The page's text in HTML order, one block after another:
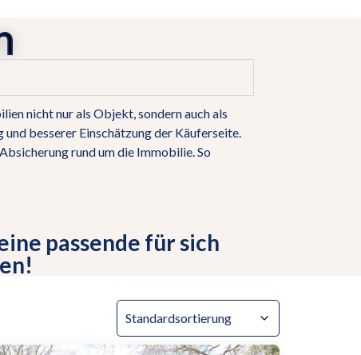
nicht nur als Objekt, sondern auch als
besserer Einschätzung der Käuferseite.
rund um die Immobilie. So
passende für sich